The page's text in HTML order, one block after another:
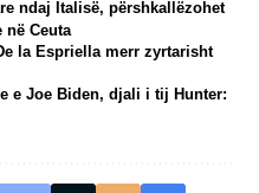
ndaj Italisë, përshkallëzohet
Ceuta
la Espriella merr zyrtarisht
e Joe Biden, djali i tij Hunter: